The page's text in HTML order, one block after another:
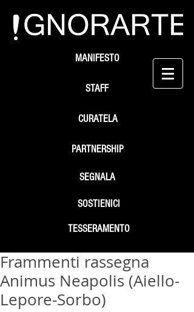
STAFF
SEGNALA
SOSTIENICI
MANIFESTO
PARTNERSHIP
TESSERAMENTO
CURATELA
Frammenti rassegna
Animus Neapolis (Aiello-
Lepore-Sorbo)